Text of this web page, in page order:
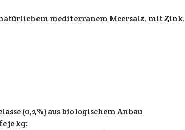
mediterranem Meersalz, mit Zink.
(0,2%) aus biologischem Anbau
je kg: